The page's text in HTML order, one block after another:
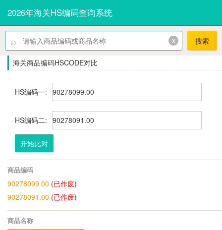
2026年海关HS编码查询系统
⌕ x 搜索
海关商品编码HSCODE对比
HS编码一:
HS编码二:
开始比对
商品编码
90278099.00 (已作废)
90278091.00 (已作废)
商品名称